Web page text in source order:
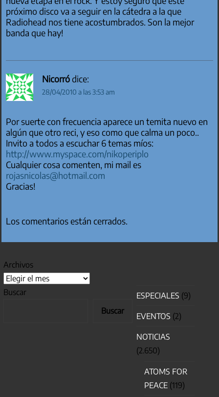
próximo disco va a seguir en la cátedra a la que
Radiohead nos tiene acostumbrados. Son la mejor
banda que hay!
Nicorródice:
28/04/2010 a las 3:53 am
Por suerte con frecuencia aparece un temita nuevo en
algún que otro reci, y eso como que calma un poco..
Invito a todos a escuchar 6 temas míos:
http://www.myspace.com/nikoperiplo
Cualquier cosa comenten, mi mail es
rojasnicolas@hotmail.com
Gracias!
Los comentarios están cerrados.
Archivos
Buscar
Buscar
ESPECIALES (9)
EVENTOS (2)
NOTICIAS
(2.650)
ATOMS FOR
PEACE (119)